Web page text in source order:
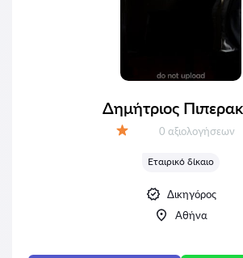
Δημήτριος
Αξιολογήσεις:
0 αξιολογήσεων
Εταιρικό δίκαιο
Δικηγόρος
Αθήνα